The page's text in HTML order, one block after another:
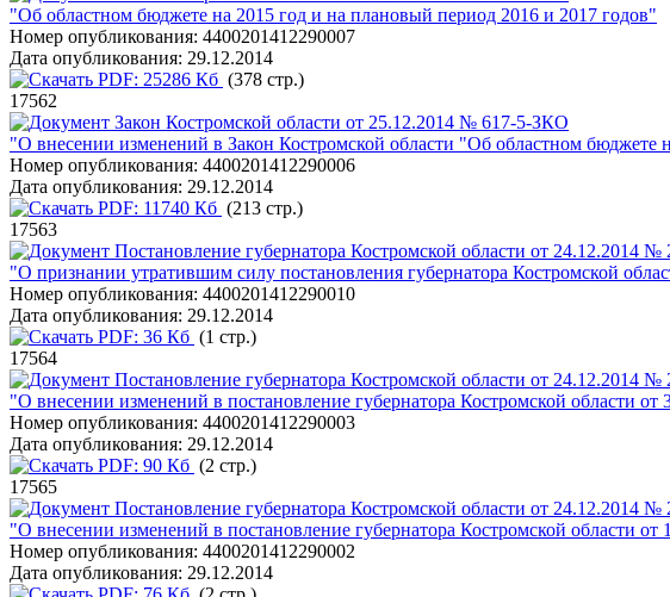
"Об областном бюджете на 2015 год и на плановый период 2016 и 2017 годов"
Номер опубликования: 4400201412290007
Дата опубликования: 29.12.2014
PDF: 25286 Кб (378 стр.)
17562
Закон Костромской области от 25.12.2014 № 617-5-ЗКО
"О внесении изменений в Закон Костромской области "Об областном бюджете
Номер опубликования: 4400201412290006
Дата опубликования: 29.12.2014
PDF: 11740 Кб (213 стр.)
17563
Постановление губернатора Костромской области от 24.12.2014 №
"О признании утратившим силу постановления губернатора Костромской
Номер опубликования: 4400201412290010
Дата опубликования: 29.12.2014
PDF: 36 Кб (1 стр.)
17564
Постановление губернатора Костромской области от 24.12.2014 №
"О внесении изменений в постановление губернатора Костромской области
Номер опубликования: 4400201412290003
Дата опубликования: 29.12.2014
PDF: 90 Кб (2 стр.)
17565
Постановление губернатора Костромской области от 24.12.2014 №
"О внесении изменений в постановление губернатора Костромской области
Номер опубликования: 4400201412290002
Дата опубликования: 29.12.2014